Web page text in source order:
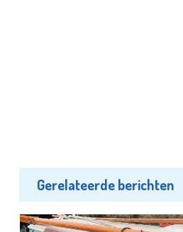
Gerelateerde berichten